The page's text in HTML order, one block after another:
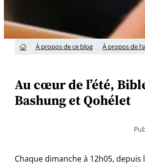
 À propos de ce blog À propos de
Au cœur de l’été,
Bashung et Qohélet
Chaque dimanche à 12h05, depuis